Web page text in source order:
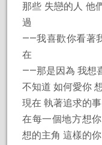
那些 失戀的人 他
過
——我喜歡你看著
在
——那是因為 我想
不知道 如何愛你
現在 執著追求的
在每一個地方想
想的主角 這樣的